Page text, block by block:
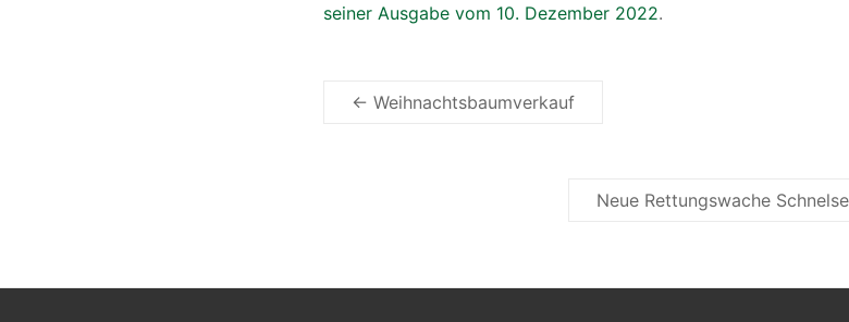
seiner Ausgabe vom 10. Dezember 2022.
← Weihnachtsbaumverkauf
Neue Rettungswache